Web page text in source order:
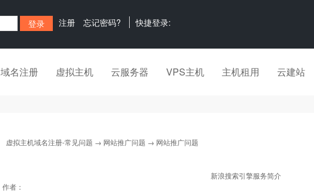
注册 忘记密码? 快捷登录:
域名注册 虚拟主机 云服务器 VPS主机 主机租用 云建站
虚拟主机域名注册-常见问题 → 网站推广问题 → 网站推广问题
新浪搜索引擎服务简介
作者：